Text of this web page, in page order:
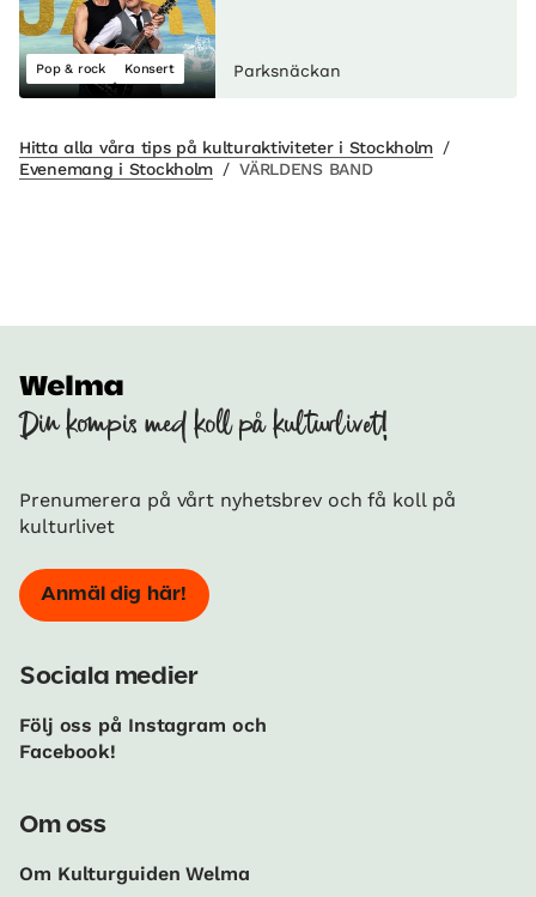
Pop & rock Konsert Parksnäckan
Hitta alla våra tips på kulturaktiviteter i Stockholm /
Evenemang i Stockholm / VÄRLDENS BAND
Din kompis med koll på kulturlivet!
Prenumerera på vårt nyhetsbrev och få koll på
kulturlivet
Anmäl dig här!
Sociala medier
Följ oss på Instagram och
Facebook!
Om oss
Om Kulturguiden Welma